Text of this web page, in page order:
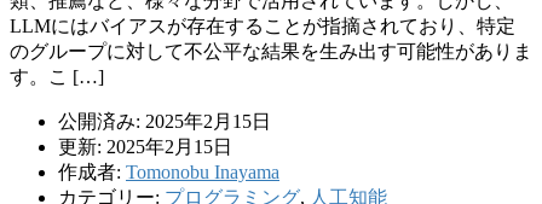
LLMにはバイアスが存在することが指摘されており、特定
のグループに対して不公平な結果を生み出す可能性がありま
す。こ […]
公開済み: 2025年2月15日
更新: 2025年2月15日
作成者: Tomonobu Inayama
カテゴリー: プログラミング, 人工知能